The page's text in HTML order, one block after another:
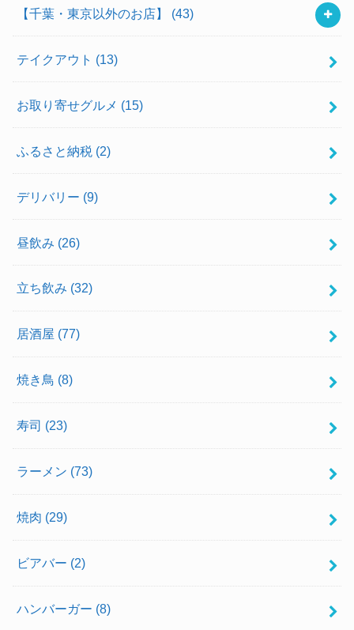
【千葉・東京以外のお店】 (43)
テイクアウト (13)
お取り寄せグルメ (15)
ふるさと納税 (2)
デリバリー (9)
昼飲み (26)
立ち飲み (32)
居酒屋 (77)
焼き鳥 (8)
寿司 (23)
ラーメン (73)
焼肉 (29)
ビアバー (2)
ハンバーガー (8)